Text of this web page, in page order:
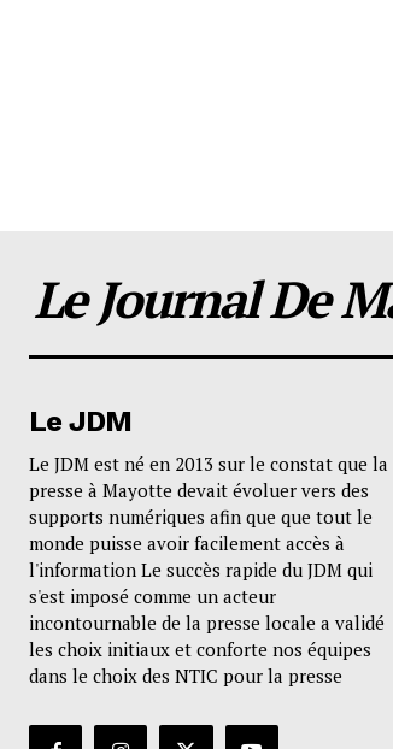
Le Journal De
Le JDM
Le JDM est né en 2013 sur le constat que la
presse à Mayotte devait évoluer vers des
supports numériques afin que que tout le
monde puisse avoir facilement accès à
l'information Le succès rapide du JDM qui
s'est imposé comme un acteur
incontournable de la presse locale a validé
les choix initiaux et conforte nos équipes
dans le choix des NTIC pour la presse